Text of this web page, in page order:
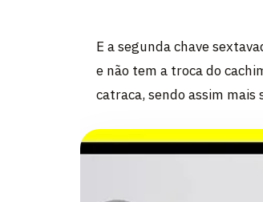
E a segunda chave
e não tem a troca do
catraca, sendo assim mais